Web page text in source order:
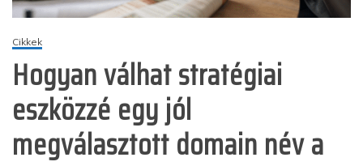
Cikkek
Hogyan válhat stratégiai
eszközzé egy jól
megválasztott domain név a